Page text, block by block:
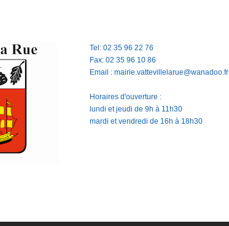
Tel: 02 35 96 22 76
Fax: 02 35 96 10 86
Email : mairie.vattevillelarue@wanadoo.fr
Horaires d'ouverture :
lundi et jeudi de 9h à 11h30
mardi et vendredi de 16h à 18h30